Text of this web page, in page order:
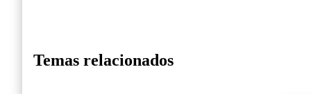
Temas relacionados